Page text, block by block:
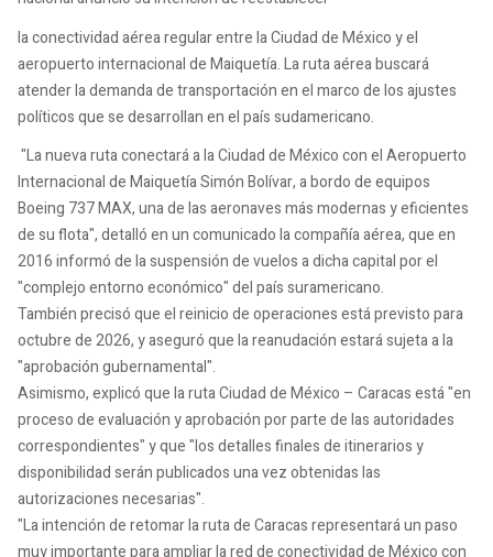
la conectividad aérea regular entre la Ciudad de México y el
aeropuerto internacional de Maiquetía. La ruta aérea buscará
atender la demanda de transportación en el marco de los ajustes
políticos que se desarrollan en el país sudamericano.
"La nueva ruta conectará a la Ciudad de México con el Aeropuerto
Internacional de Maiquetía Simón Bolívar, a bordo de equipos
Boeing 737 MAX, una de las aeronaves más modernas y eficientes
de su flota", detalló en un comunicado la compañía aérea, que en
2016 informó de la suspensión de vuelos a dicha capital por el
"complejo entorno económico" del país suramericano.
También precisó que el reinicio de operaciones está previsto para
octubre de 2026, y aseguró que la reanudación estará sujeta a la
"aprobación gubernamental".
Asimismo, explicó que la ruta Ciudad de México – Caracas está "en
proceso de evaluación y aprobación por parte de las autoridades
correspondientes" y que "los detalles finales de itinerarios y
disponibilidad serán publicados una vez obtenidas las
autorizaciones necesarias".
"La intención de retomar la ruta de Caracas representará un paso
muy importante para ampliar la red de conectividad de México con